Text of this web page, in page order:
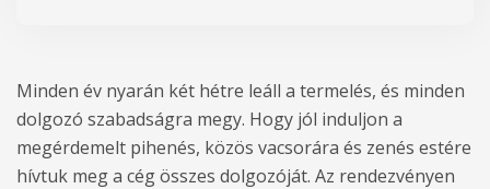
Minden év nyarán két hétre leáll a termelés, és minden
dolgozó szabadságra megy. Hogy jól induljon a
megérdemelt pihenés, közös vacsorára és zenés estére
hívtuk meg a cég összes dolgozóját. Az rendezvényen